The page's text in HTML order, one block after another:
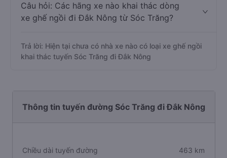
Câu hỏi: Các hãng xe nào khai thác dòng
xe ghế ngồi đi Đắk Nông từ Sóc Trăng?
Trả lời: Hiện tại chưa có nhà xe nào có loại xe ghế ngồi
khai thác tuyến Sóc Trăng đi Đắk Nông
Thông tin tuyến đường Sóc Trăng đi Đắk Nông
Chiều dài tuyến đường 463 km